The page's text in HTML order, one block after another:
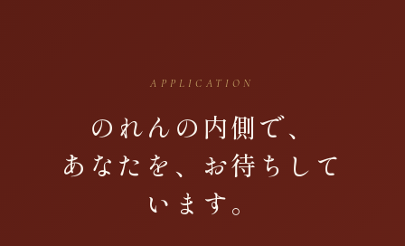
APPLICATION
のれんの内側で、
あなたを、お待ちして
います。